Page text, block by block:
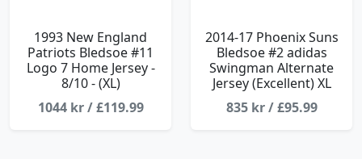
1993 New England
Patriots Bledsoe #11
Logo 7 Home Jersey -
8/10 - (XL)
1044 kr / £119.99
2014-17 Phoenix Suns
Bledsoe #2 adidas
Swingman Alternate
Jersey (Excellent) XL
835 kr / £95.99